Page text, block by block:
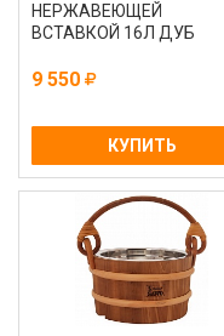
НЕРЖАВЕЮЩЕЙ
ВСТАВКОЙ 16Л ДУБ
9 550
КУПИТЬ